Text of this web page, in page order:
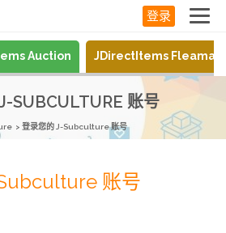
登录
Auction JDirectItems
SUBCULTURE 账号
登录您的 J-Subculture 账号
账号